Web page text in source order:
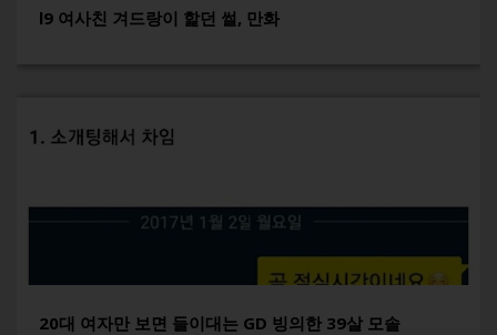
l9 여사친 겨드랑이 핥던 썰, 만화
20대 여자만 보면 들이대는 GD 빙의한 39살 모솔